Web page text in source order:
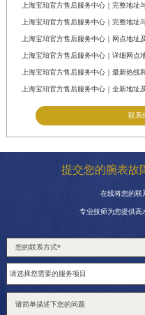
上海宝珀官方售后服务中心｜完整地址
上海宝珀官方售后服务中心｜完整地址
上海宝珀官方售后服务中心｜网点地址
上海宝珀官方售后服务中心｜详细网点
上海宝珀官方售后服务中心｜最新热线
联系
提交您的腕表故
在线将您的联
专业技师为您提供高